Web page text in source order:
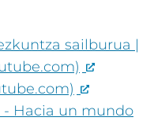
sailburua |
- Hacia un mundo